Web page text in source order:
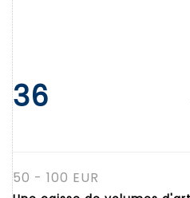
36
50 - 100 EUR